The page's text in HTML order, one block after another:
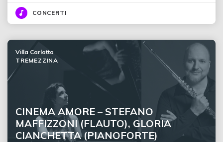
CONCERTI
CINEMA AMORE – STEFANO
MAFFIZZONI (FLAUTO), GLORIA
CIANCHETTA (PIANOFORTE)
Villa Carlotta
TREMEZZINA